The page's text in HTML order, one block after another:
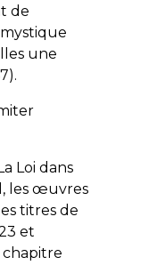
de
une
Loi dans
les œuvres
titres de
et
chapitre